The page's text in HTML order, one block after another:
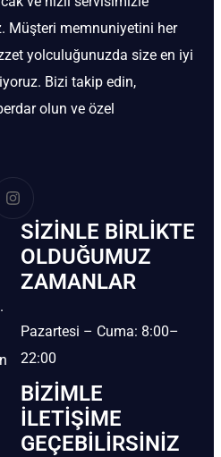
Müşteri memnuniyetini her
yolculuğunuzda size en iyi
Bizi takip edin,
olun ve özel
SIZINLE BIRLIKTE
OLDUĞUMUZ
ZAMANLAR
Pazartesi – Cuma: 8:00–
22:00
BIZIMLE
İLETIŞIME
GEÇEBILIRSINIZ